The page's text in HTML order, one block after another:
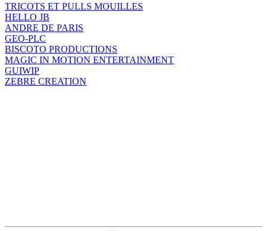
TRICOTS ET PULLS MOUILLES
HELLO JB
ANDRE DE PARIS
GEO-PLC
BISCOTO PRODUCTIONS
MAGIC IN MOTION ENTERTAINMENT
GUIWIP
ZEBRE CREATION